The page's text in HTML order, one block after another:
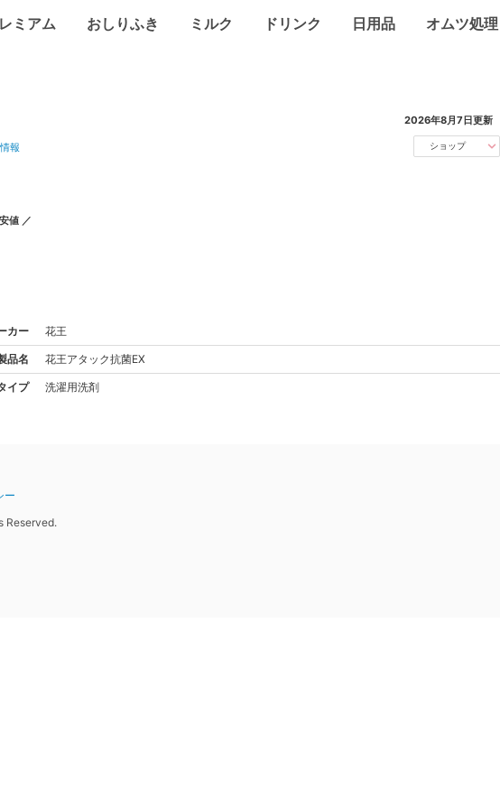
ミアム おしりふき ミルク ドリンク 日用品 オムツ処理
2026年8月7日更新
報 ショップ
値 ／
カー 花王
品名 花王アタック抗菌EX
イプ 洗濯用洗剤
ー
Reserved.